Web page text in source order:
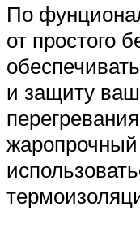
По
от простого
и защиту